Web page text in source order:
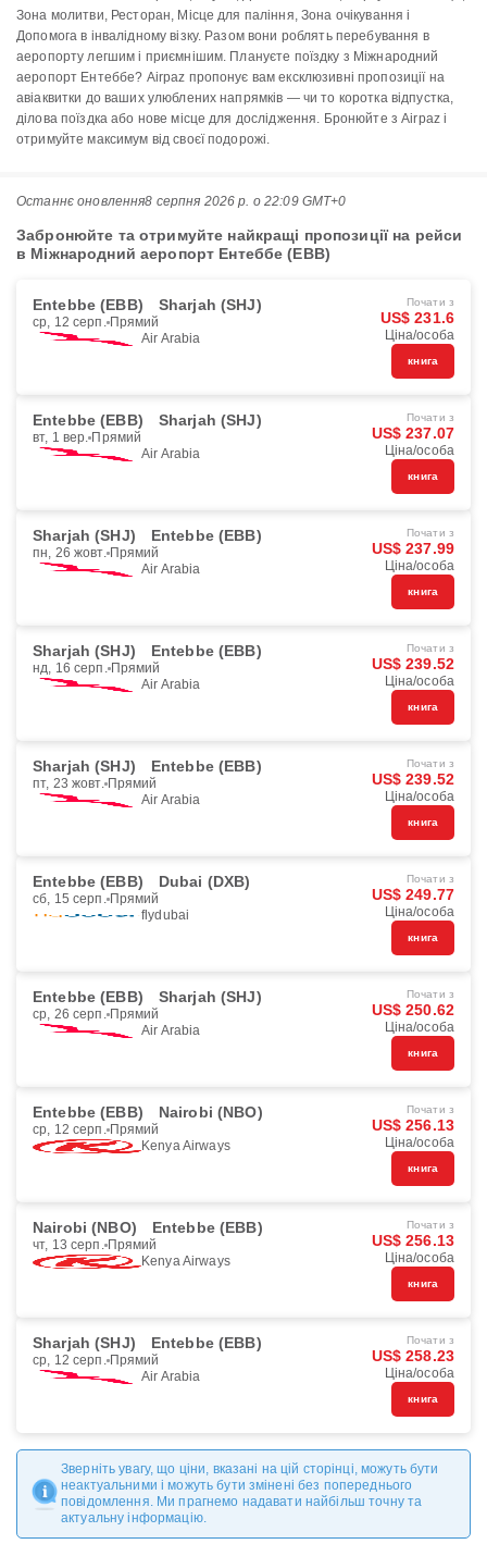
Зона молитви, Ресторан, Місце для паління, Зона очікування і
Допомога в інвалідному візку. Разом вони роблять перебування в
аеропорту легшим і приємнішим. Плануєте поїздку з Міжнародний
аеропорт Ентеббе? Airpaz пропонує вам ексклюзивні пропозиції на
авіаквитки до ваших улюблених напрямків — чи то коротка відпустка,
ділова поїздка або нове місце для дослідження. Бронюйте з Airpaz і
отримуйте максимум від своєї подорожі.
Останнє оновлення8 серпня 2026 р. о 22:09 GMT+0
Забронюйте та отримуйте найкращі пропозиції на рейси
в Міжнародний аеропорт Ентеббе (EBB)
Entebbe (EBB) Sharjah (SHJ)
ср, 12 серп. Прямий
Air Arabia
Почати з
US$ 231.6
Ціна/особа
книга
Entebbe (EBB) Sharjah (SHJ)
вт, 1 вер. Прямий
Air Arabia
Почати з
US$ 237.07
Ціна/особа
книга
Sharjah (SHJ) Entebbe (EBB)
пн, 26 жовт. Прямий
Air Arabia
Почати з
US$ 237.99
Ціна/особа
книга
Sharjah (SHJ) Entebbe (EBB)
нд, 16 серп. Прямий
Air Arabia
Почати з
US$ 239.52
Ціна/особа
книга
Sharjah (SHJ) Entebbe (EBB)
пт, 23 жовт. Прямий
Air Arabia
Почати з
US$ 239.52
Ціна/особа
книга
Entebbe (EBB) Dubai (DXB)
сб, 15 серп. Прямий
flydubai
Почати з
US$ 249.77
Ціна/особа
книга
Entebbe (EBB) Sharjah (SHJ)
ср, 26 серп. Прямий
Air Arabia
Почати з
US$ 250.62
Ціна/особа
книга
Entebbe (EBB) Nairobi (NBO)
ср, 12 серп. Прямий
Kenya Airways
Почати з
US$ 256.13
Ціна/особа
книга
Nairobi (NBO) Entebbe (EBB)
чт, 13 серп. Прямий
Kenya Airways
Почати з
US$ 256.13
Ціна/особа
книга
Sharjah (SHJ) Entebbe (EBB)
ср, 12 серп. Прямий
Air Arabia
Почати з
US$ 258.23
Ціна/особа
книга
Зверніть увагу, що ціни, вказані на цій сторінці, можуть бути
неактуальними і можуть бути змінені без попереднього
повідомлення. Ми прагнемо надавати найбільш точну та
актуальну інформацію.